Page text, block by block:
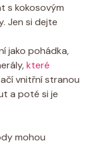
s kokosovým
Jen si dejte
jako pohádka,
které
vnitřní stranou
a poté si je
mohou